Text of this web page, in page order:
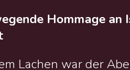
Hommage an
Lachen war der